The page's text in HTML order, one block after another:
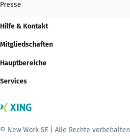
Presse
Hilfe & Kontakt
Mitgliedschaften
Hauptbereiche
Services
© New Work SE | Alle Rechte vorbehalten